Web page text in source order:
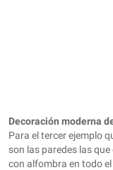
Decoración moderna
Para el tercer ejemplo
son las paredes las
con alfombra en todo